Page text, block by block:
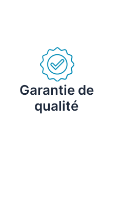
Garantie de
qualité